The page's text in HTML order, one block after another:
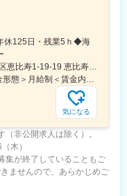
休125日・残業5ｈ◆海
＜勤務地詳細＞本社住所：東京都渋谷区恵比寿1-19-19 恵比寿ビジネスタワー9F勤務地最寄駅：山手線／恵比寿駅受動喫煙対策：屋内全面禁煙変更の範囲：会社の定める事業所
＜予定年収＞400万円～500万円＜賃金形態＞月給制＜賃金内訳＞月額（基本給）：267,800円～334,100円＜月給＞267,800円～334,100円＜昇給有無＞有＜残業手当＞有＜給与補足＞賞与：基礎額×平均2か月分（±個人評価）■賞与実績:年2回(6,12月)/昇給：年1回(7月)賃金はあくまでも目安の金額であり、選考を通じて上下する可能性があります。月給(月額)は固定手当を含めた表記です。
気になる
非公開求人は除く）。
木）
集が終了していることもご
ませんので、あらかじめご